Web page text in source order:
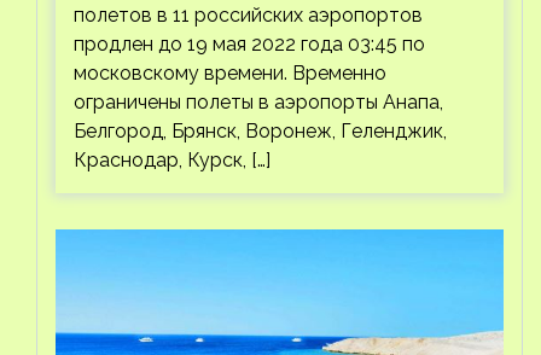
полетов в 11 российских аэропортов
продлен до 19 мая 2022 года 03:45 по
московскому времени. Временно
ограничены полеты в аэропорты Анапа,
Белгород, Брянск, Воронеж, Геленджик,
Краснодар, Курск, […]